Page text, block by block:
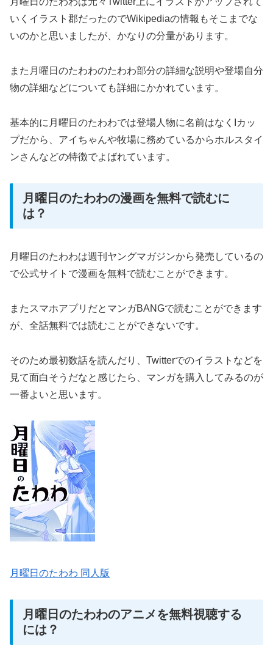
いくイラスト郡だったのでWikipediaの情報もそこまでな
いのかと思いましたが、かなりの分量があります。
また月曜日のたわわのたわわ部分の詳細な説明や登場自分
物の詳細などについても詳細にかかれています。
基本的に月曜日のたわわでは登場人物に名前はなくIカッ
プだから、アイちゃんや牧場に務めているからホルスタイ
ンさんなどの特徴でよばれています。
月曜日のたわわの漫画を無料で読むに
は？
月曜日のたわわは週刊ヤングマガジンから発売しているの
で公式サイトで漫画を無料で読むことができます。
またスマホアプリだとマンガBANGで読むことができます
が、全話無料では読むことができないです。
そのため最初数話を読んだり、Twitterでのイラストなどを
見て面白そうだなと感じたら、マンガを購入してみるのが
一番よいと思います。
月曜日のたわわ 同人版
月曜日のたわわのアニメを無料視聴する
には？